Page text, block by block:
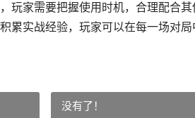
玩家需要把握使用时机，合理配合
累实战经验，玩家可以在每一场对
没有了！